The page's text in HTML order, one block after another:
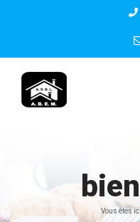
content
Vous êtes